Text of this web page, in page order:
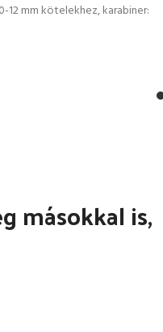
12 mm kötelekhez, karabiner:
másokkal is,